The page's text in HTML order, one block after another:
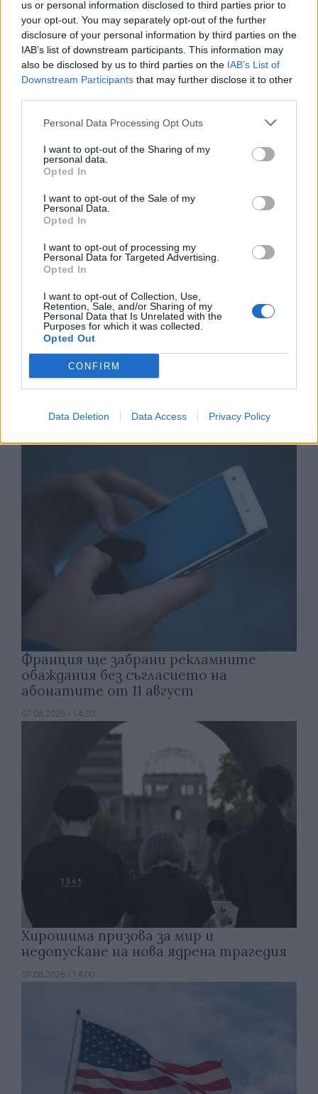
us or personal information disclosed to third parties prior to
your opt-out. You may separately opt-out of the further
disclosure of your personal information by third parties on the
IAB’s list of downstream participants. This information may
also be disclosed by us to third parties on the IAB’s List of
Downstream Participants that may further disclose it to other
Personal Data Processing Opt Outs
I want to opt-out of the Sharing of my
personal data.
Opted In
I want to opt-out of the Sale of my
Personal Data.
Opted In
I want to opt-out of processing my
Personal Data for Targeted Advertising.
Opted In
I want to opt-out of Collection, Use,
Retention, Sale, and/or Sharing of my
Personal Data that Is Unrelated with the
Purposes for which it was collected.
Opted Out
CONFIRM
Data Deletion Data Access Privacy Policy
създаде нови жизнеспособни вируси
07.08.2026 / 15:30
открития космос
Франция ще забрани рекламните
обаждания без съгласието на
абонатите от 11 август
07.08.2026 / 14:30
Хирошима призова за мир и
недопускане на нова ядрена трагедия
07.08.2026 / 14:00